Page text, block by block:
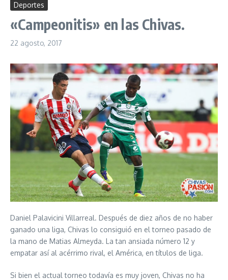
Deportes
«Campeonitis» en las Chivas.
22 agosto, 2017
Daniel Palavicini Villarreal. Después de diez años de no haber
ganado una liga, Chivas lo consiguió en el torneo pasado de
la mano de Matias Almeyda. La tan ansiada número 12 y
empatar así al acérrimo rival, el América, en títulos de liga.
Si bien el actual torneo todavía es muy joven, Chivas no ha